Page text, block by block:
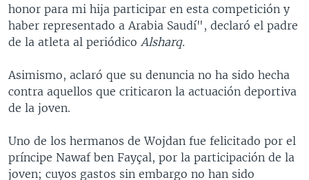
honor para mi hija participar en esta competición y
haber representado a Arabia Saudí", declaró el padre
de la atleta al periódico Alsharq.
Asimismo, aclaró que su denuncia no ha sido hecha
contra aquellos que criticaron la actuación deportiva
de la joven.
Uno de los hermanos de Wojdan fue felicitado por el
príncipe Nawaf ben Fayçal, por la participación de la
joven; cuyos gastos sin embargo no han sido